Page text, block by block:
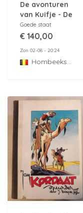
De avonturen
van Kuifje - De
zonnetempel -
1e druk - 1949 -
Goede staat
€ 140,00
Zon 02-08 - 20:24
Hombeekstrip